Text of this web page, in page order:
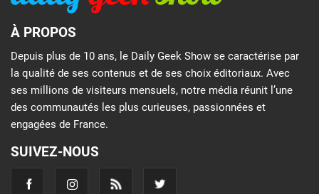
À PROPOS
Depuis plus de 10 ans, le Daily Geek Show se caractérise par
la qualité de ses contenus et de ses choix éditoriaux. Avec
ses millions de visiteurs mensuels, notre média réunit l’une
des communautés les plus curieuses, passionnées et
engagées de France.
SUIVEZ-NOUS